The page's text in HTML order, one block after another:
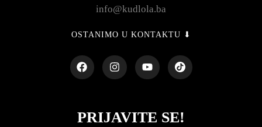
info@kudlola.ba
OSTANIMO U KONTAKTU ⬇
PRIJAVITE SE!